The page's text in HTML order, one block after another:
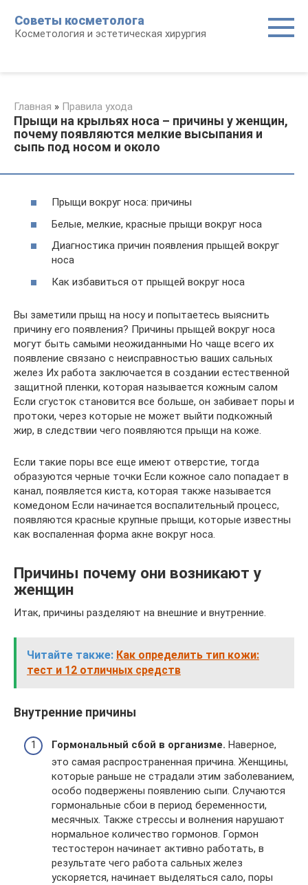
контенту
Советы косметолога
Косметология и эстетическая хирургия
Главная » Правила ухода
Прыщи на крыльях носа – причины у женщин,
почему появляются мелкие высыпания и
сыпь под носом и около
Прыщи вокруг носа: причины
Белые, мелкие, красные прыщи вокруг носа
Диагностика причин появления прыщей вокруг
носа
Как избавиться от прыщей вокруг носа
Вы заметили прыщ на носу и попытаетесь выяснить
причину его появления? Причины прыщей вокруг носа
могут быть самыми неожиданными Но чаще всего их
появление связано с неисправностью ваших сальных
желез Их работа заключается в создании естественной
защитной пленки, которая называется кожным салом
Если сгусток становится все больше, он забивает поры и
протоки, через которые не может выйти подкожный
жир, в следствии чего появляются прыщи на коже.
Если такие поры все еще имеют отверстие, тогда
образуются черные точки Если кожное сало попадает в
канал, появляется киста, которая также называется
комедоном Если начинается воспалительный процесс,
появляются красные крупные прыщи, которые известны
как воспаленная форма акне вокруг носа.
Причины почему они возникают у
женщин
Итак, причины разделяют на внешние и внутренние.
Читайте также: Как определить тип кожи:
тест и 12 отличных средств
Внутренние причины
Гормональный сбой в организме. Наверное,
это самая распространенная причина. Женщины,
которые раньше не страдали этим заболеванием,
особо подвержены появлению сыпи. Случаются
гормональные сбои в период беременности,
месячных. Также стрессы и волнения нарушают
нормальное количество гормонов. Гормон
тестостерон начинает активно работать, в
результате чего работа сальных желез
ускоряется, начинает выделяться сало, поры